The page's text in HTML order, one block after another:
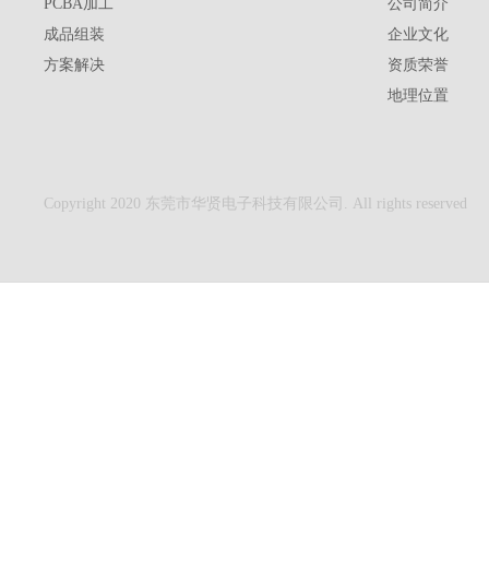
PCBA加工
成品组装
方案解决
公司简介
企业文化
资质荣誉
地理位置
Copyright 2020 东莞市华贤电子科技有限公司. All rights reserved